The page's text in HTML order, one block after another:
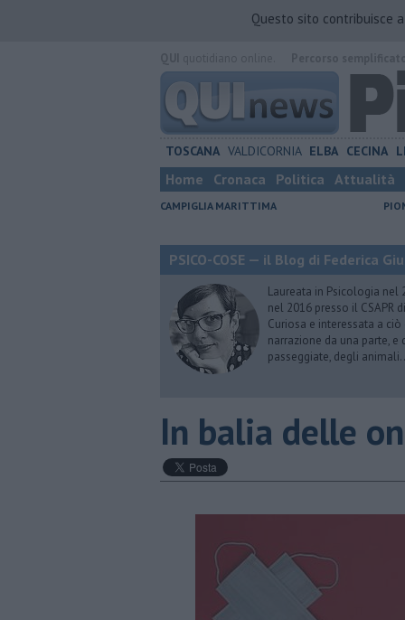
Questo sito contribuisce
TOSCANA VALDICORNIA ELBA CECINA
Home Cronaca Politica Attualità
CAMPIGLIA MARITTIMA
PSICO-COSE — il Blog di Federica
Laureata in Psicologia nel
nel 2016 presso il CSAPR
Curiosa e interessata a
narrazione da una parte,
passeggiate, degli
​In balia delle